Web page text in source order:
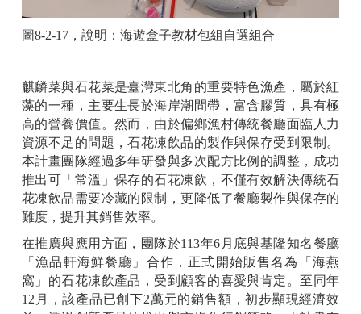
圖8-2-17 ，說明：海遊盒子教材包組自選組合
麒麟菜與石花菜是臺灣東北角的重要特色漁產，屬於紅
藻的一種，主要生長於海岸潮間帶，富含膠質，具有極
高的營養價值。然而，由於偏鄉漁村傳統餐廳面臨人力
資源不足的問題，石花凍飲品的製作與保存受到限制。
本計畫團隊經過多年研發與多次配方比例的調整，成功
推出可「常溫」保存的石花凍飲，不僅有效解決傳統石
花凍飲品需要冷藏的限制，更降低了餐廳製作與保存的
難度，提升其銷售效率。
在推廣與應用方面，團隊於113年6 月底與基隆知名餐廳
「漁品軒海鮮餐廳」合作，正式開始販售名為「海燕
窩」的石花凍飲產品，受到顧客的喜愛與肯定。至同年
12 月，該產品已創下2萬元的銷售額，初步顯現經濟效